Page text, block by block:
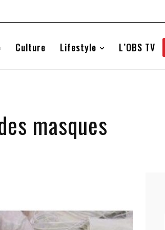
Culture Lifestyle L’OBS TV
masques